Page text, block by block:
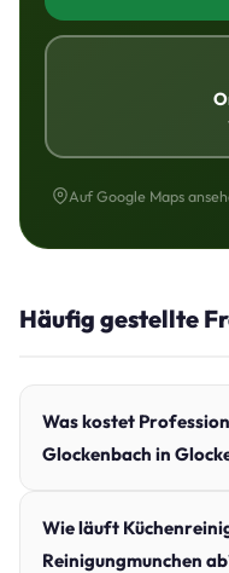
Auf Google Maps
Häufig gestellte
Was kostet
Glockenbach in
Wie läuft
Reinigungmunchen